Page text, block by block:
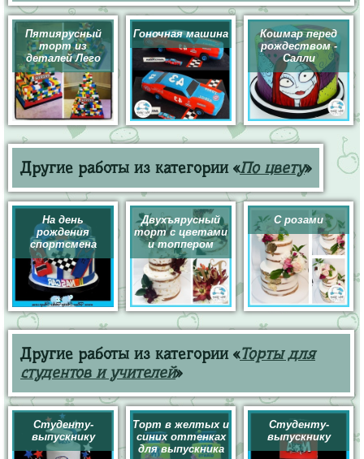
Пятиярусный
торт из
деталей Лего
Гоночная машина
Кошмар перед
рождеством -
Салли
Другие работы из категории «По цвету»
На день
рождения
спортсмена
Двухъярусный
торт с цветами
и топпером
С розами
Другие работы из категории «Торты для
студентов и учителей»
Студенту-
выпускнику
Торт в желтых и
синих оттенках
для выпускника
Студенту-
выпускнику